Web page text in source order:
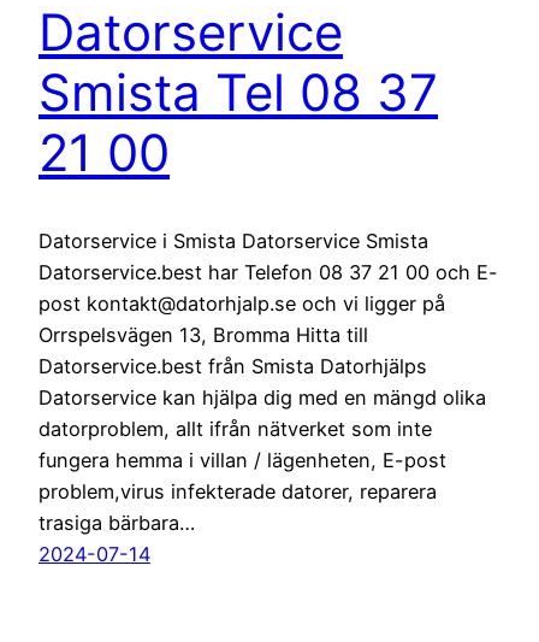
Datorservice
Smista Tel 08 37
21 00
Datorservice i Smista Datorservice Smista
Datorservice.best har Telefon 08 37 21 00 och E-
post kontakt@datorhjalp.se och vi ligger på
Orrspelsvägen 13, Bromma Hitta till
Datorservice.best från Smista Datorhjälps
Datorservice kan hjälpa dig med en mängd olika
datorproblem, allt ifrån nätverket som inte
fungera hemma i villan / lägenheten, E-post
problem,virus infekterade datorer, reparera
trasiga bärbara…
2024-07-14